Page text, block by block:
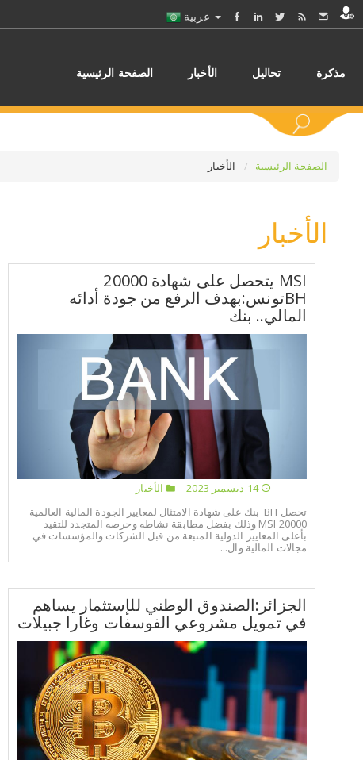
الصفحة الرئيسية الأخبار تحاليل مذكرة
الصفحة الرئيسية الأخبار
الأخبار
MSI يتحصل على شهادة 20000
BHتونس:بهدف الرفع من جودة أدائه
المالي.. بنك
14 ديسمبر 2023
الأخبار
تحصل BH بنك على شهادة الامتثال لمعايير الجودة المالية العالمية
20000 MSI وذلك بفضل مطابقة نشاطه وحرصه المتجدد للتقيد
بأعلى المعايير الدولية المتبعة من قبل الشركات والمؤسسات في
مجالات المالية وال...
الجزائر:الصندوق الوطني للإستثمار يساهم
في تمويل مشروعي الفوسفات وغارا جبيلات